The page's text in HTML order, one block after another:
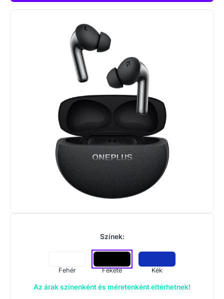
Színek:
Fehér Fekete Kék
Az árak színenként és méretenként eltérhetnek!